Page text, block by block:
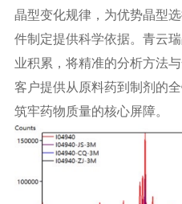
晶型变化规律，为优势晶型
件制定提供科学依据。青云
业积累，将精准的分析方法
客户提供从原料药到制剂的
筑牢药物质量的核心屏障。